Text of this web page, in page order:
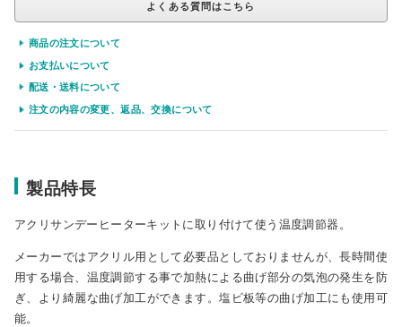
よくある質問はこちら
商品の注文について
お支払いについて
配送・送料について
注文の内容の変更、返品、交換について
製品特長
アクリサンデーヒーターキットに取り付けて使う温度調節器。
メーカーではアクリル用として必要品としておりませんが、長時間使
用する場合、温度調節する事で加熱による曲げ部分の気泡の発生を防
ぎ、より綺麗な曲げ加工ができます。塩ビ板等の曲げ加工にも使用可
能。